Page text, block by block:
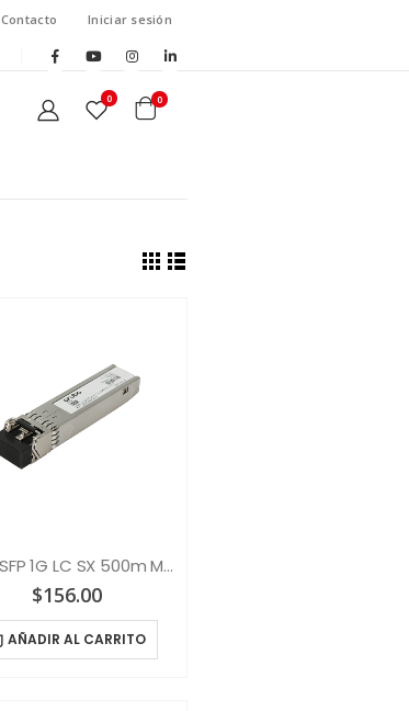
Contacto Iniciar sesión
0 0
Aruba SFP 1G LC SX 500m MMF XCVR
$156.00
AÑADIR AL CARRITO